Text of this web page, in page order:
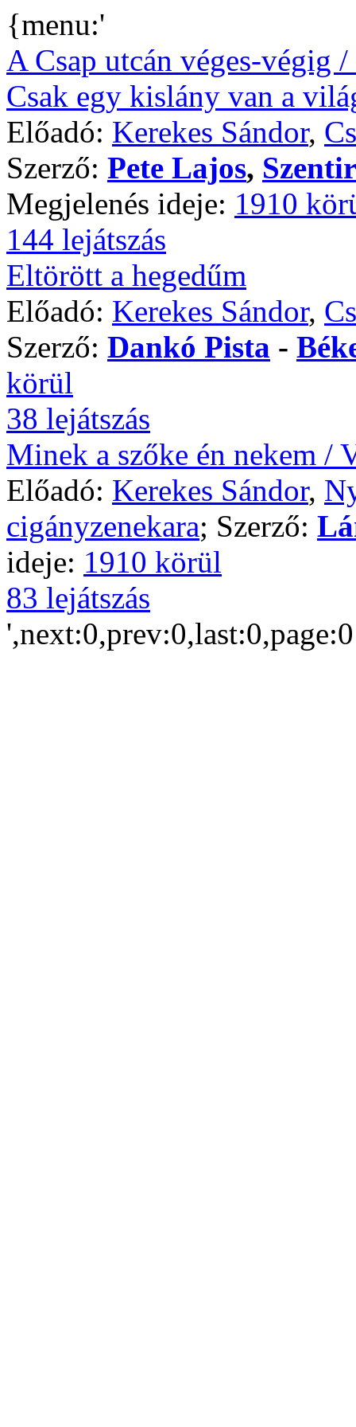
{menu:'
A Csap utcán véges-végig
Csak egy kislány van a
Előadó: Kerekes Sándor,
Szerző: Pete Lajos,
Megjelenés ideje: 1910
144 lejátszás
Eltörött a hegedűm
Előadó: Kerekes Sándor,
Szerző: Dankó Pista -
körül
38 lejátszás
Minek a szőke én nekem /
Előadó: Kerekes Sándor,
cigányzenekara; Szerző:
ideje: 1910 körül
83 lejátszás